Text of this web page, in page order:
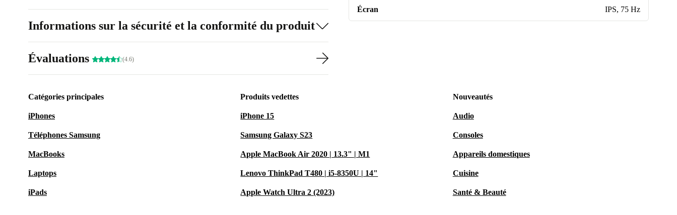
Écran IPS, 75 Hz
Informations sur la sécurité et la conformité du produit
Évaluations (4.6)
Catégories principales
iPhones
Téléphones Samsung
MacBooks
Laptops
iPads
Produits vedettes
iPhone 15
Samsung Galaxy S23
Apple MacBook Air 2020 | 13.3" | M1
Lenovo ThinkPad T480 | i5-8350U | 14"
Apple Watch Ultra 2 (2023)
Nouveautés
Audio
Consoles
Appareils domestiques
Cuisine
Santé & Beauté